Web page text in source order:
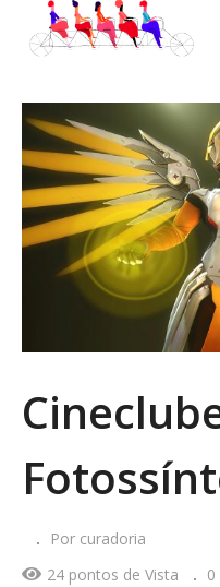
Por curadoria
24 pontos de Vista
0